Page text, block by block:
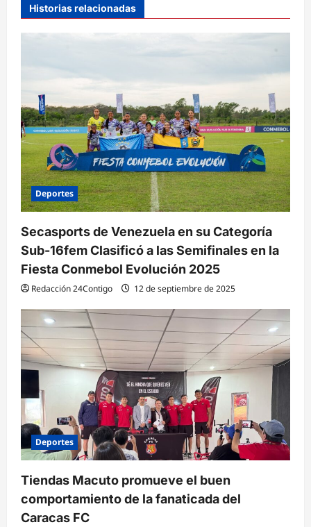
n
n
t
r
a
d
a
s
Historias relacionadas
Deportes
Secasports de Venezuela en su Categoría
Sub-16fem Clasificó a las Semifinales en la
Fiesta Conmebol Evolución 2025
Redacción 24Contigo 12 de septiembre de 2025
Deportes
Tiendas Macuto promueve el buen
comportamiento de la fanaticada del
Caracas FC